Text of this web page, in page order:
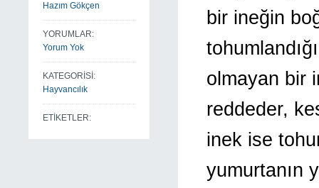
Hazım Gökçen
YORUMLAR:
Yorum Yok
KATEGORİSİ:
Hayvancılık
ETİKETLER:
bir ineğin
olmayan bir
reddeder,
inek ise
yumurtanın